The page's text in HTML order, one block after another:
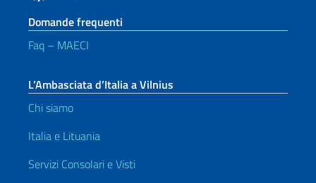
Domande frequenti
Faq – MAECI
L’Ambasciata d’Italia a Vilnius
Chi siamo
Italia e Lituania
Servizi Consolari e Visti